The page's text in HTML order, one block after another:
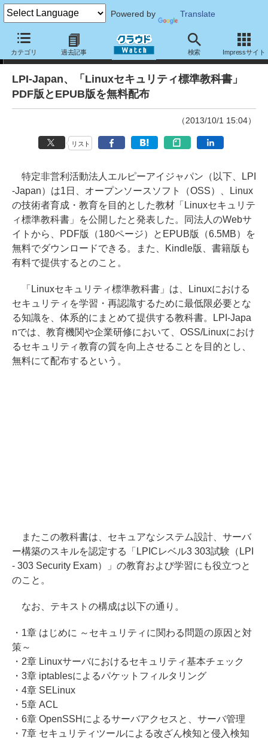
Powered by Translate
カテゴリ 過去記事 検索 Impressサイト
ニュース
LPI-Japan、「Linuxセキュリティ標準教科書」
PDF版とEPUB版を無料配布
（2013/10/1 15:04）
リスト
特定非営利活動法人エルピーアイジャパン（以下、LPI
-Japan）は1日、オープンソースソフト（OSS）、Linux
の技術者育成・教育を目的とした教材「Linuxセキュリテ
ィ標準教科書」を公開したと発表した。同法人のWebサ
イトから、PDF版（180ページ）とEPUB版（6.5MB）を
無料でダウンロードできる。また、Kindle版、書籍版も
有料で提供するとのこと。
「Linuxセキュリティ標準教科書」は、Linuxにおける
セキュリティを学習・再認識するために最低限必要とな
る知識を、体系的にまとめて提供する教科書。LPI-Japa
nでは、教育機関や企業研修において、OSS/Linuxにおけ
るセキュリティ教育の質を向上させることを目的とし、
無料にて配布するという。
またこの教科書は、セキュアなシステム設計、サーバ
ー構築のスキルを認定する「LPICレベル3 303試験（LPI
- 303 Security Exam）」の教育および学習にも役立つと
のこと。
なお、テキストの構成は以下の通り。
・1章 はじめに ～セキュリティに関わる問題の原因と対
策～
・2章 Linuxサーバにおけるセキュリティ基本チェック
・3章 iptablesによるパケットフィルタリング
・4章 SELinux
・5章 ACL
・6章 OpenSSHによるサーバアクセスと、サーバ管理
・7章 セキュリティツールによる改ざん検知と侵入検知